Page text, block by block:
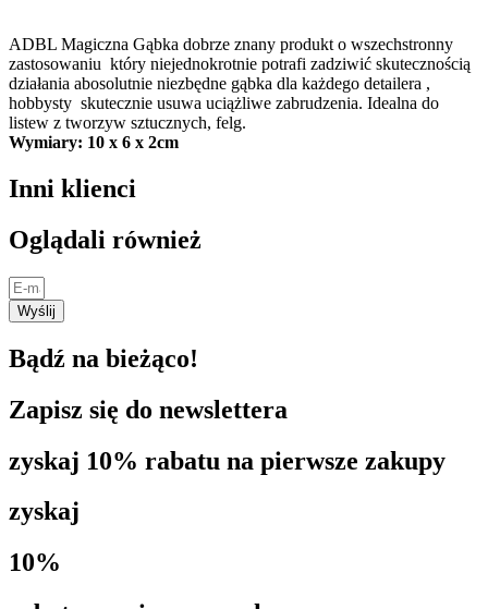
ADBL Magiczna Gąbka dobrze znany produkt o wszechstronny
zastosowaniu który niejednokrotnie potrafi zadziwić skutecznością
działania abosolutnie niezbędne gąbka dla każdego detailera ,
hobbysty skutecznie usuwa uciążliwe zabrudzenia. Idealna do
listew z tworzyw sztucznych, felg.
Wymiary: 10 x 6 x 2cm
Inni klienci
Oglądali również
Wyślij
Bądź na bieżąco!
Zapisz się do newslettera
zyskaj 10% rabatu na pierwsze zakupy
zyskaj
10%